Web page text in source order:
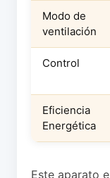
Modo de
ventilación
Control
Eficiencia
Energética
Este aparato